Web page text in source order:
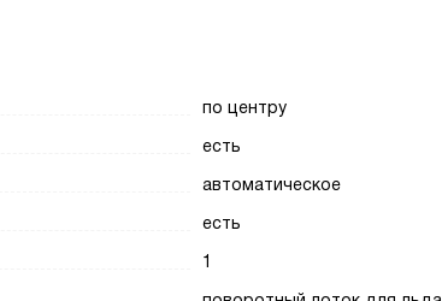
по центру
есть
автоматическое
есть
1